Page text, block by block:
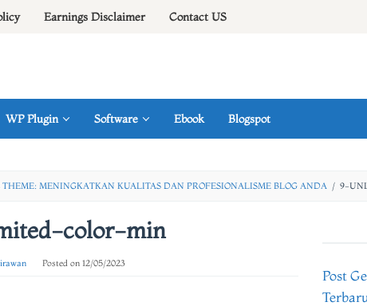
Earnings Disclaimer Contact US
WP Plugin Software Ebook Blogspot
THEME: MENINGKATKAN KUALITAS DAN PROFESIONALISME BLOG ANDA / 9-
color-min
Posted on 12/05/2023
Post